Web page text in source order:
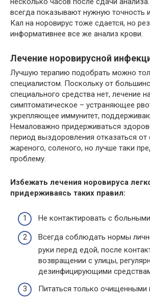
всегда показывают нужную точность
Кал на норовирус тоже сдается, но
информативнее все же анализ крови.
Лечение норовирусной
Лучшую терапию подобрать можно
специалистом. Поскольку от
специального средства нет, лечение
симптоматическое – устраняющее
укрепляющее иммунитет,
Немаловажно придерживаться
период выздоровления отказаться от
жареного, соленого, но лучше таки
проблему.
Избежать лечения норовируса
придерживаясь таких правил:
Не контактировать с
Всегда соблюдать нормы
руки перед едой, после
возвращении с улицы,
дезинфицирующими
Питаться только очищенными